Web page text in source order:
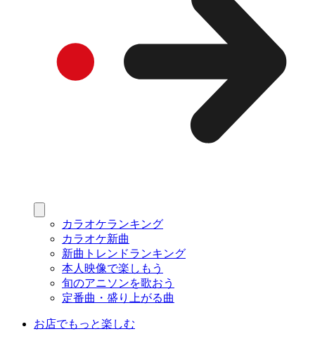
カラオケランキング
カラオケ新曲
新曲トレンドランキング
本人映像で楽しもう
旬のアニソンを歌おう
定番曲・盛り上がる曲
お店でもっと楽しむ